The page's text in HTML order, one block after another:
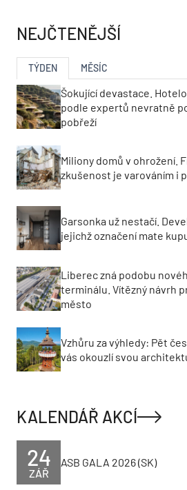
NEJČTENĚJŠÍ
TÝDEN MĚSÍC
Šokující devastace.
podle expertů nevratně
pobřeží
Miliony domů v ohrožení.
zkušenost je varováním i
Garsonka už nestačí.
jejichž označení mate
Liberec zná podobu
terminálu. Vítězný návrh
město
Vzhůru za výhledy: Pět
vás okouzlí svou
KALENDÁŘ AKCÍ
ZÁŘ
24 ASB GALA 2026 (SK)